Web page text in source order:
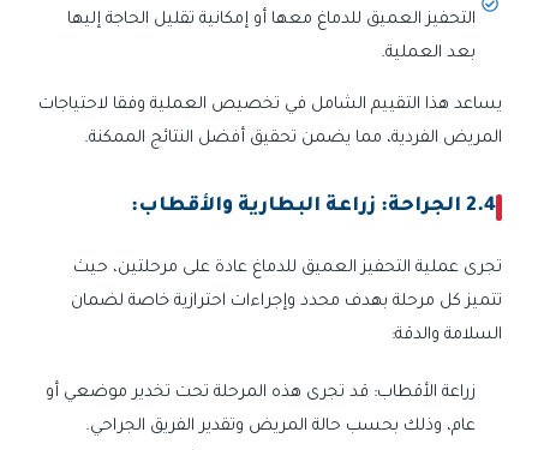
التحفيز العميق للدماغ معها أو إمكانية تقليل الحاجة إليها
بعد العملية.
يساعد هذا التقييم الشامل في تخصيص العملية وفقا لاحتياجات
المريض الفردية، مما يضمن تحقيق أفضل النتائج الممكنة.
2.4 الجراحة: زراعة البطارية والأقطاب:
تجرى عملية التحفيز العميق للدماغ عادة على مرحلتين، حيث
تتميز كل مرحلة بهدف محدد وإجراءات احترازية خاصة لضمان
السلامة والدقة:
زراعة الأقطاب: قد تجرى هذه المرحلة تحت تخدير موضعي أو
عام، وذلك بحسب حالة المريض وتقدير الفريق الجراحي.